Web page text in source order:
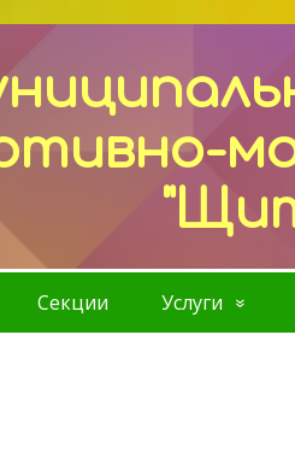
Секции Услуги